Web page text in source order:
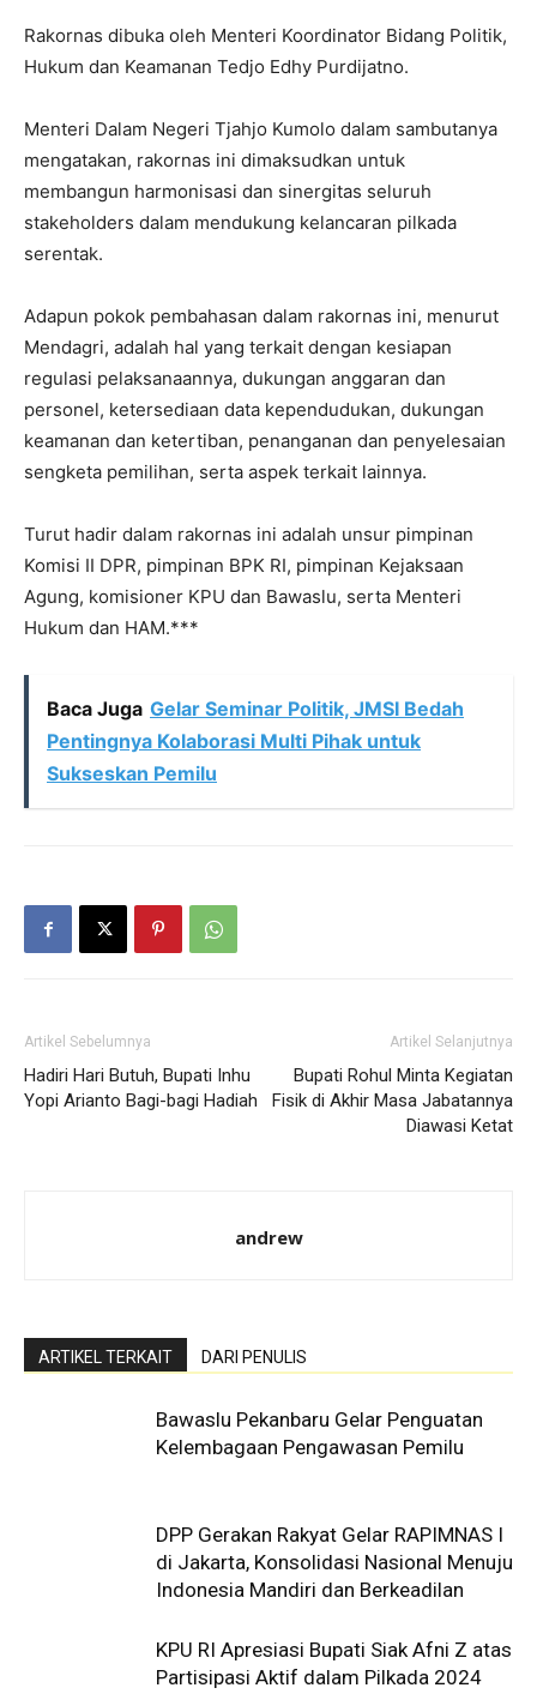
Rakornas dibuka oleh Menteri Koordinator Bidang Politik,
Hukum dan Keamanan Tedjo Edhy Purdijatno.
Menteri Dalam Negeri Tjahjo Kumolo dalam sambutanya
mengatakan, rakornas ini dimaksudkan untuk
membangun harmonisasi dan sinergitas seluruh
stakeholders dalam mendukung kelancaran pilkada
serentak.
Adapun pokok pembahasan dalam rakornas ini, menurut
Mendagri, adalah hal yang terkait dengan kesiapan
regulasi pelaksanaannya, dukungan anggaran dan
personel, ketersediaan data kependudukan, dukungan
keamanan dan ketertiban, penanganan dan penyelesaian
sengketa pemilihan, serta aspek terkait lainnya.
Turut hadir dalam rakornas ini adalah unsur pimpinan
Komisi II DPR, pimpinan BPK RI, pimpinan Kejaksaan
Agung, komisioner KPU dan Bawaslu, serta Menteri
Hukum dan HAM.***
Baca Juga Gelar Seminar Politik, JMSI Bedah
Pentingnya Kolaborasi Multi Pihak untuk
Sukseskan Pemilu
Artikel Sebelumnya
Hadiri Hari Butuh, Bupati Inhu
Yopi Arianto Bagi-bagi Hadiah
Artikel Selanjutnya
Bupati Rohul Minta Kegiatan
Fisik di Akhir Masa Jabatannya
Diawasi Ketat
andrew
ARTIKEL TERKAIT DARI PENULIS
Bawaslu Pekanbaru Gelar Penguatan
Kelembagaan Pengawasan Pemilu
DPP Gerakan Rakyat Gelar RAPIMNAS I
di Jakarta, Konsolidasi Nasional Menuju
Indonesia Mandiri dan Berkeadilan
KPU RI Apresiasi Bupati Siak Afni Z atas
Partisipasi Aktif dalam Pilkada 2024